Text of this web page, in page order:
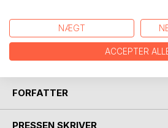
historie om Lawrence og Jack. Det
venskab, om vores evne til at se det
styrken til at konfrontere det.
FORFATTER
PRESSEN SKRIVER
NÆGT
ACCEPTER